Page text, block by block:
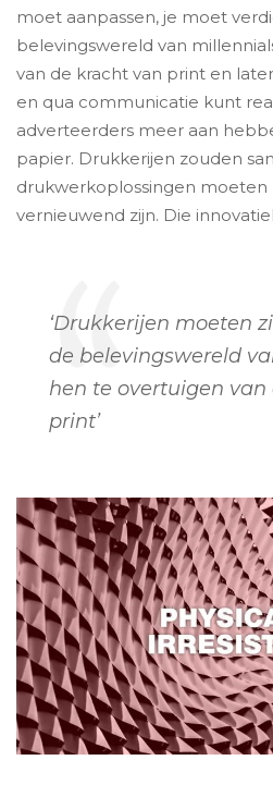
moet aanpassen, je moet
belevingswereld van
van de kracht van print en
en qua communicatie kunt
adverteerders meer aan
papier. Drukkerijen zouden
drukwerkoplossingen moeten
vernieuwend zijn. Die
‘Drukkerijen moeten
de belevingswereld
hen te overtuigen
print’